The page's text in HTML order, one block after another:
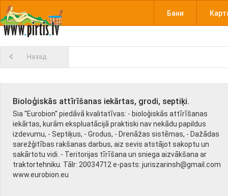
Бани
Назад
Bioloģiskās attīrīšanas iekārtas, grodi, septiķi.
Sia ''Eurobion'' piedāvā kvalitatīvas: - bioloģiskās attīrīšanas
iekārtas, kurām ekspluatācijā praktiski nav nekādu papildus
izdevumu, - Septiķus, - Grodus, - Drenāžas sistēmas, - Dažādas
sarežģitības rakšanas darbus, aiz sevis atstājot sakoptu un
sakārtotu vidi. - Teritorijas tīrīšana un sniega aizvākšana ar
traktortehniku. Tālr: 20034712 e-pasts: juriszarinsh@gmail.com
www.eurobion.eu